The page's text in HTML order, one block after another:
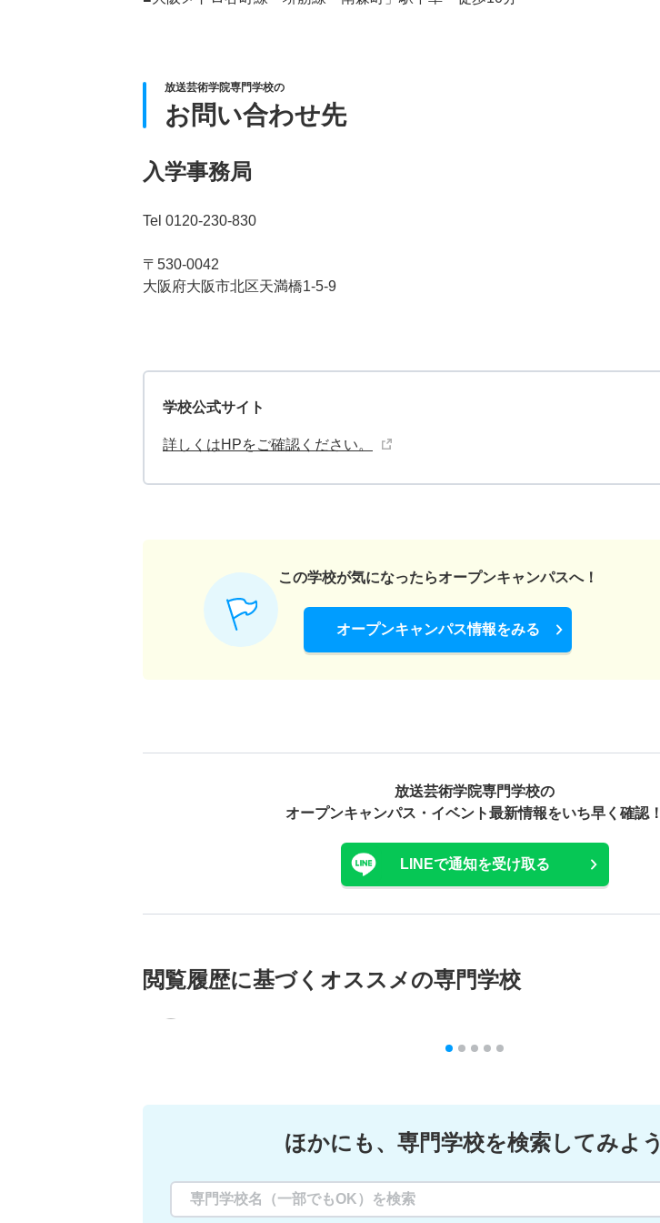
放送芸術学院専門学校の
お問い合わせ先
入学事務局
Tel 0120-230-830
〒530-0042
大阪府大阪市北区天満橋1-5-9
学校公式サイト
詳しくはHPをご確認ください。
この学校が気になったらオープンキャンパスへ！
オープンキャンパス情報をみる
放送芸術学院専門学校の
オープンキャンパス・ イベント最新情報をいち早く確認！
LINEで通知を受け取る
閲覧履歴に基づく オススメの専門学校
ほかにも、 専門学校を検索してみよう